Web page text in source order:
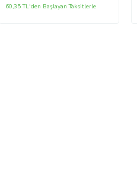
60,35 TL'den Başlayan Taksitlerle